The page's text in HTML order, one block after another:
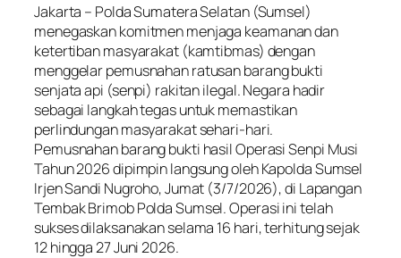
Jakarta – Polda Sumatera Selatan (Sumsel)
menegaskan komitmen menjaga keamanan dan
ketertiban masyarakat (kamtibmas) dengan
menggelar pemusnahan ratusan barang bukti
senjata api (senpi) rakitan ilegal. Negara hadir
sebagai langkah tegas untuk memastikan
perlindungan masyarakat sehari-hari.
Pemusnahan barang bukti hasil Operasi Senpi Musi
Tahun 2026 dipimpin langsung oleh Kapolda Sumsel
Irjen Sandi Nugroho, Jumat (3/7/2026), di Lapangan
Tembak Brimob Polda Sumsel. Operasi ini telah
sukses dilaksanakan selama 16 hari, terhitung sejak
12 hingga 27 Juni 2026.